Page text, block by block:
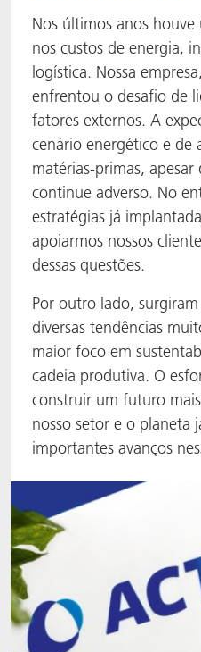
Nos últimos anos
nos custos de energia,
logística. Nossa
enfrentou o desafio de
fatores externos. A
cenário energético e de
matérias-primas,
continue adverso. No
estratégias já
apoiarmos nossos
dessas questões.
Por outro lado,
diversas tendências
maior foco em
cadeia produtiva. O
construir um futuro
nosso setor e o planeta
importantes avanços
ACTNext
BlisterKote
FoodClass
FoodSafe
MotionCoat
PakSafe
PROVALIN
WESSCO
Let's ACT
FAQ
ACTEGA Rhenacoat
ACTEGA Schmid Rhyner